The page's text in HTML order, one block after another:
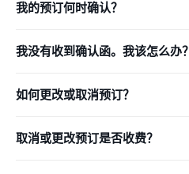
我的预订何时确认？
我没有收到确认函。我该怎么办？
如何更改或取消预订？
取消或更改预订是否收费？